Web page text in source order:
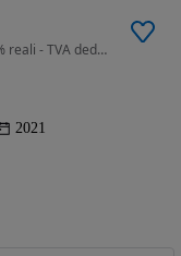
1999 cm3 • 140 CP • Unic proprietar - Km 100% reali - TVA deductibil / 140 CP
2021